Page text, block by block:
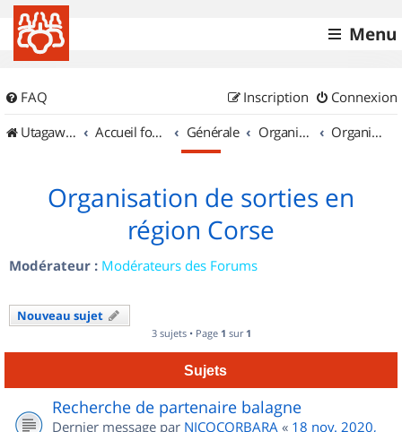
Menu
FAQ Connexion
Inscription
UtagawaVTT (Randos VTT et VTTAE avec traces GPS)
Accueil forum Générale Organisation de sorties & Recherche de partenaires Organisation de sorties en région Corse
Organisation de sorties en
région Corse
Modérateur : Modérateurs des Forums
Nouveau sujet
3 sujets • Page 1 sur 1
Sujets
Recherche de partenaire balagne
Dernier message par NICOCORBARA « 18 nov. 2020,